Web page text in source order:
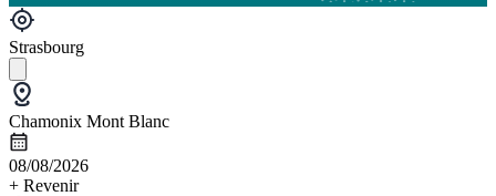
Strasbourg
Chamonix Mont Blanc
08/08/2026
+ Revenir